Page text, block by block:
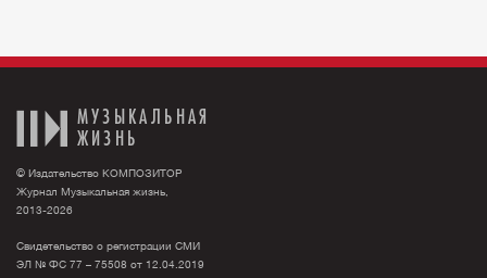
МУЗЫКАЛЬНАЯ
ЖИЗНЬ
© Издательство КОМПОЗИТОР
Журнал Музыкальная жизнь,
2013-2026
Свидетельство о регистрации СМИ
ЭЛ № ФС 77 – 75508 от 12.04.2019